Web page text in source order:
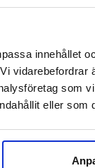
innehållet
vidarebefordrar
som
eller